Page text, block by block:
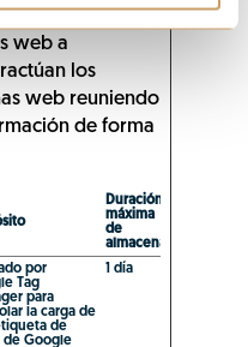
ayudan a los
web a
los
web reuniendo
de forma
Duración
máxima
de
almacenamiento
por
Tag
para
la carga de
de
de Google
1 día